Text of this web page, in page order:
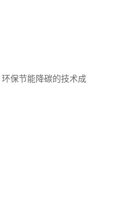
保节能降碳的技术成